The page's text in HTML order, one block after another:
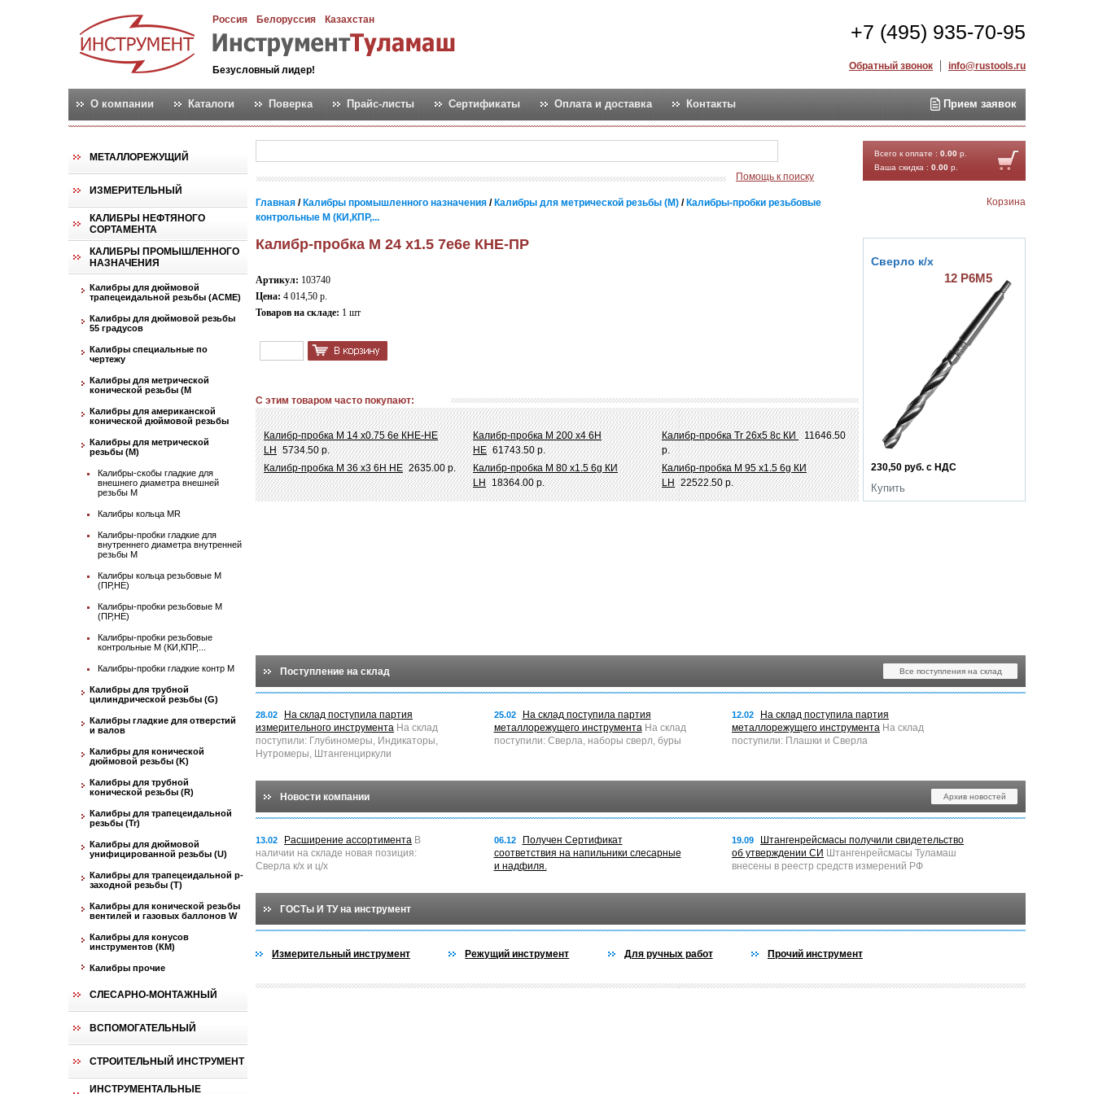
Россия Белоруссия Казахстан
Безусловный лидер!
+7 (495) 935-70-95
Обратный звонок info@rustools.ru
О компании Каталоги Поверка Прайс-листы Сертификаты Оплата и доставка Контакты Прием заявок
МЕТАЛЛОРЕЖУЩИЙ
ИЗМЕРИТЕЛЬНЫЙ
КАЛИБРЫ НЕФТЯНОГО
СОРТАМЕНТА
КАЛИБРЫ ПРОМЫШЛЕННОГО
НАЗНАЧЕНИЯ
Калибры для дюймовой
трапецеидальной резьбы (АСМЕ)
Калибры для дюймовой резьбы
55 градусов
Калибры специальные по
чертежу
Калибры для метрической
конической резьбы (М
Калибры для американской
конической дюймовой резьбы
Калибры для метрической
резьбы (М)
Калибры-скобы гладкие для
внешнего диаметра внешней
резьбы М
Калибры кольца MR
Калибры-пробки гладкие для
внутреннего диаметра внутренней
резьбы М
Калибры кольца резьбовые М
(ПР,НЕ)
Калибры-пробки резьбовые М
(ПР,НЕ)
Калибры-пробки резьбовые
контрольные М (КИ,КПР,...
Калибры-пробки гладкие контр М
Калибры для трубной
цилиндрической резьбы (G)
Калибры гладкие для отверстий
и валов
Калибры для конической
дюймовой резьбы (K)
Калибры для трубной
конической резьбы (R)
Калибры для трапецеидальной
резьбы (Tr)
Калибры для дюймовой
унифицированной резьбы (U)
Калибры для трапецеидальной p-
заходной резьбы (T)
Калибры для конической резьбы
вентилей и газовых баллонов W
Калибры для конусов
инструментов (КМ)
Калибры прочие
СЛЕСАРНО-МОНТАЖНЫЙ
ВСПОМОГАТЕЛЬНЫЙ
СТРОИТЕЛЬНЫЙ ИНСТРУМЕНТ
ИНСТРУМЕНТАЛЬНЫЕ
Помощь к поиску
Всего к оплате : 0.00 р.
Ваша скидка : 0.00 р.
Корзина
Главная / Калибры промышленного назначения / Калибры для метрической резьбы (М) / Калибры-пробки резьбовые
контрольные М (КИ,КПР,...
Калибр-пробка М 24 х1.5 7e6e КНЕ-ПР
Артикул: 103740
Цена: 4 014,50 р.
Товаров на складе: 1 шт
С этим товаром часто покупают:
Калибр-пробка М 14 х0.75 6e КНЕ-НЕ
LH 5734.50 р.
Калибр-пробка М 200 х4 6Н
НЕ 61743.50 р.
Калибр-пробка Tr 26х5 8c КИ 11646.50
р.
Калибр-пробка М 36 х3 6Н НЕ 2635.00 р.
Калибр-пробка М 80 х1.5 6g КИ
LH 18364.00 р.
Калибр-пробка М 95 х1.5 6g КИ
LH 22522.50 р.
230,50 руб. с НДС
Купить
Сверло к/х
12 Р6М5
Поступление на склад Все поступления на склад
28.02
На склад поступила партия
измерительного инструмента На склад
поступили: Глубиномеры, Индикаторы,
Нутромеры, Штангенциркули
25.02
На склад поступила партия
металлорежущего инструментаНа склад
поступили: Сверла, наборы сверл, буры
12.02
На склад поступила партия
металлорежущего инструмента На склад
поступили: Плашки и Сверла
Новости компании Архив новостей
13.02 Расширение ассортимента В
наличии на складе новая позиция:
Сверла к/х и ц/х
06.12
Получен Сертификат
соответствия на напильники слесарные
и надфиля.
19.09
Штангенрейсмасы получили свидетельство
об утверждении СИ Штангенрейсмасы Туламаш
внесены в реестр средств измерений РФ
ГОСТы И ТУ на инструмент
Измерительный инструмент Режущий инструмент Для ручных работ Прочий инструмент